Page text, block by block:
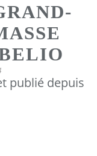
publié depuis